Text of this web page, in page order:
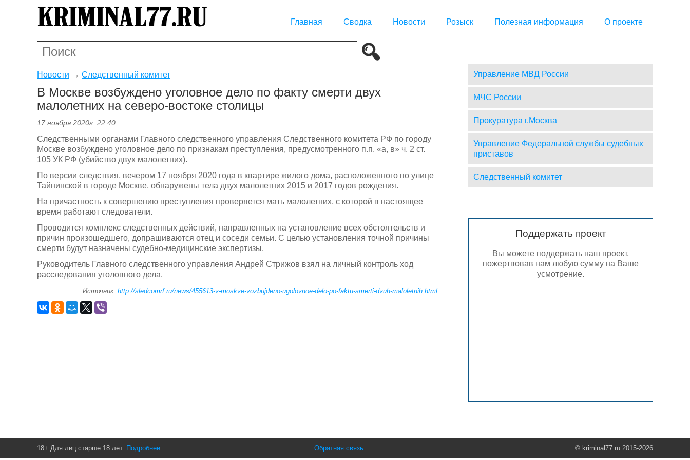
Главная Сводка Новости Розыск Полезная информация О проекте
Новости → Следственный комитет
В Москве возбуждено уголовное дело по факту смерти двух
малолетних на северо-востоке столицы
17 ноября 2020г. 22:40
Следственными органами Главного следственного управления Следственного комитета РФ по городу
Москве возбуждено уголовное дело по признакам преступления, предусмотренного п.п. «а, в» ч. 2 ст.
105 УК РФ (убийство двух малолетних).
По версии следствия, вечером 17 ноября 2020 года в квартире жилого дома, расположенного по улице
Тайнинской в городе Москве, обнаружены тела двух малолетних 2015 и 2017 годов рождения.
На причастность к совершению преступления проверяется мать малолетних, с которой в настоящее
время работают следователи.
Проводится комплекс следственных действий, направленных на установление всех обстоятельств и
причин произошедшего, допрашиваются отец и соседи семьи. С целью установления точной причины
смерти будут назначены судебно-медицинские экспертизы.
Руководитель Главного следственного управления Андрей Стрижов взял на личный контроль ход
расследования уголовного дела.
Источник: http://sledcomrf.ru/news/455613-v-moskve-vozbujdeno-ugolovnoe-delo-po-faktu-smerti-dvuh-maloletnih.html
Управление МВД России
МЧС России
Прокуратура г.Москва
Управление Федеральной службы судебных
приставов
Следственный комитет
Поддержать проект
Вы можете поддержать наш проект,
пожертвовав нам любую сумму на Ваше
усмотрение.
18+ Для лиц старше 18 лет. Подробнее © kriminal77.ru 2015-2026
Обратная связь